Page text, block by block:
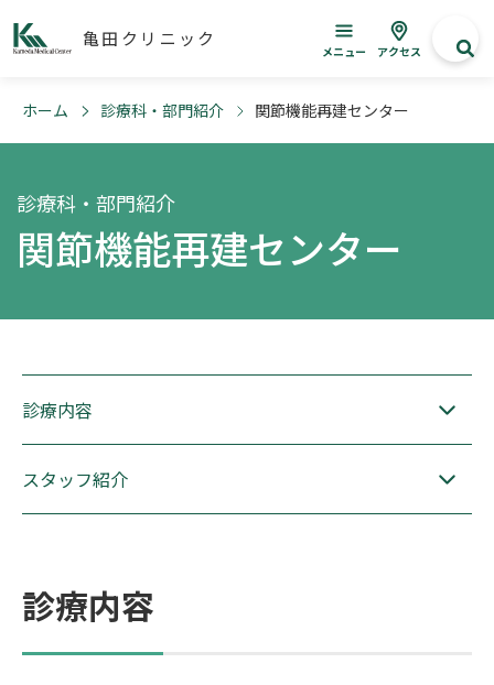
亀田クリニック
メニュー アクセス
ホーム 診療科・部門紹介 関節機能再建センター
診療科・部門紹介
関節機能再建センター
診療内容
スタッフ紹介
診療内容